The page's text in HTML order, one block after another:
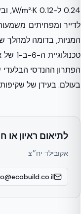
לדייר ומפחיתים
המניות, בדומה למהלך
בעולם. בעידן של
לתיאום ראיון או
אקובילד יח״צ